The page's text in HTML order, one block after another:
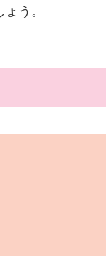
う。